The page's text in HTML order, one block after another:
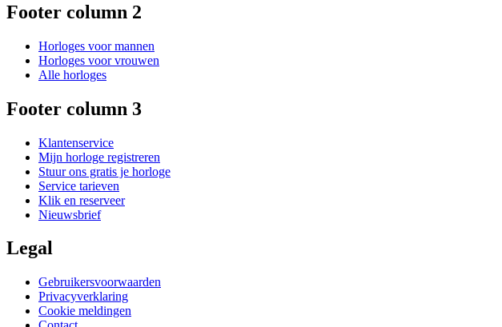
Footer column 2
Horloges voor mannen
Horloges voor vrouwen
Alle horloges
Footer column 3
Klantenservice
Mijn horloge registreren
Stuur ons gratis je horloge
Service tarieven
Klik en reserveer
Nieuwsbrief
Legal
Gebruikersvoorwaarden
Privacyverklaring
Cookie meldingen